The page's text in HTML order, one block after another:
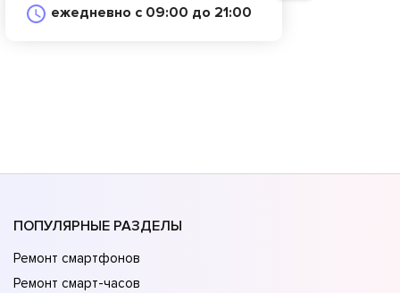
ежедневно с 09:00 до 21:00
ПОПУЛЯРНЫЕ РАЗДЕЛЫ
Ремонт смартфонов
Ремонт смарт-часов